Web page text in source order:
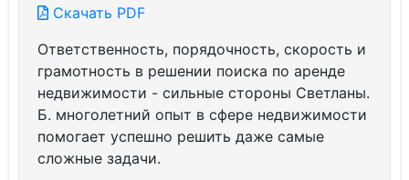
Скачать PDF
Ответственность, порядочность, скорость и
грамотность в решении поиска по аренде
недвижимости - сильные стороны Светланы.
Б. многолетний опыт в сфере недвижимости
помогает успешно решить даже самые
сложные задачи.